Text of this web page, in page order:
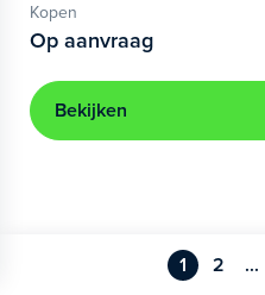
Kopen
Op aanvraag
Bekijken
1 2 ...